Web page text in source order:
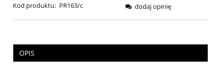
Kod produktu: PR163/c
dodaj opinię
OPIS